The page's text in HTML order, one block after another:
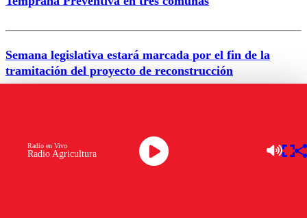
Semana legislativa estará marcada por el fin de la
tramitación del proyecto de reconstrucción
Radio Agricultura
Radio en Vivo